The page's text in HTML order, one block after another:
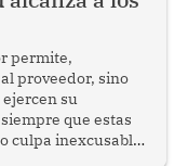
permite,
proveedor, sino
su
que estas
culpa inexcusable